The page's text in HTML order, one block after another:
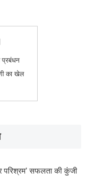
प्रबंधन
का खेल
परिश्रम’ सफलता की कुंजी